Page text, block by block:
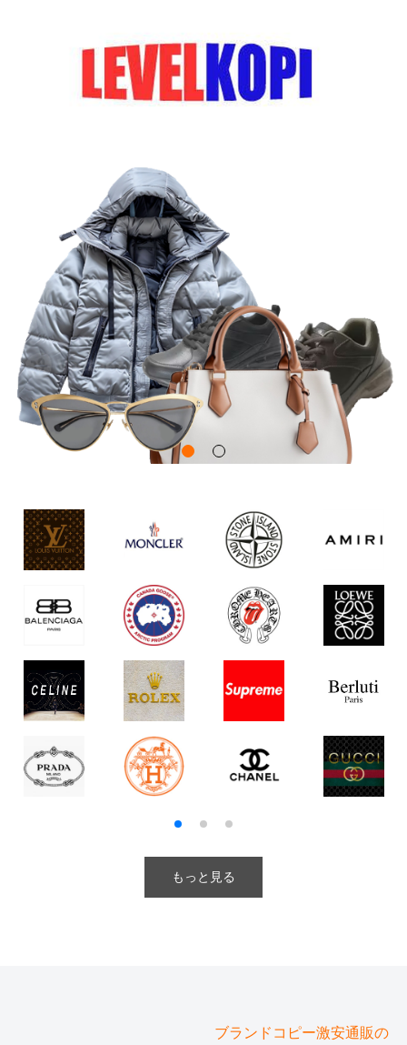
もっと見る
ブランドコピー激安通販の